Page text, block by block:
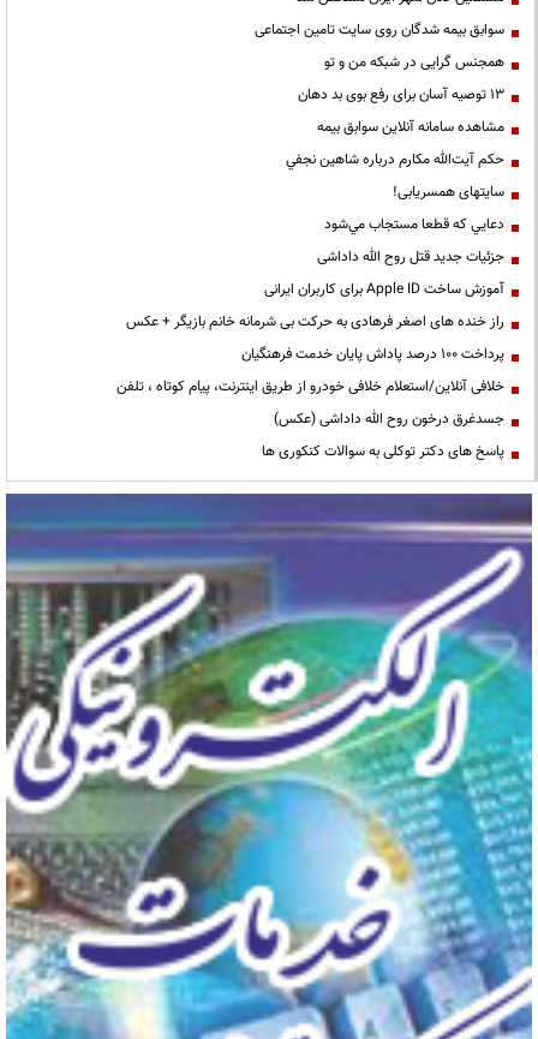
سوابق بیمه شدگان روی سایت تامین اجتماعی
همجنس گرایی در شبکه من و تو
13 توصیه آسان برای رفع بوی بد دهان
مشاهده سامانه آنلاين سوابق بیمه
حكم آيت‌الله مكارم درباره شاهين نجفي
سایتهای همسریابی!
دعايي كه قطعا مستجاب مي‌شود
جزئیات جدید قتل روح الله داداشی
آموزش ساخت Apple ID برای کاربران ایرانی
راز خنده های اصغر فرهادی به حرکت بی شرمانه خانم بازیگر + عکس
پرداخت ۱۰۰ درصد پاداش پایان خدمت فرهنگیان
خلافی آنلاین/استعلام خلافی خودرو از طریق اینترنت، پیام کوتاه ، تلفن
جسدغرق درخون روح الله داداشی (عکس)
پاسخ های دکتر توکلی به سوالات کنکوری ها